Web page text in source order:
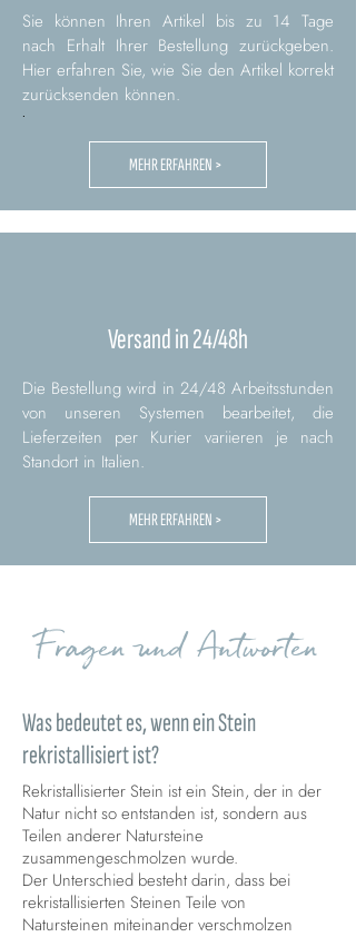
Sie können Ihren Artikel bis zu 14 Tage
nach Erhalt Ihrer Bestellung zurückgeben.
Hier erfahren Sie, wie Sie den Artikel korrekt
zurücksenden können.
MEHR ERFAHREN >
Versand in 24/48h
Die Bestellung wird in 24/48 Arbeitsstunden
von unseren Systemen bearbeitet, die
Lieferzeiten per Kurier variieren je nach
Standort in Italien.
MEHR ERFAHREN >
Fragen und Antworten
Was bedeutet es, wenn ein Stein
rekristallisiert ist?
Rekristallisierter Stein ist ein Stein, der in der
Natur nicht so entstanden ist, sondern aus
Teilen anderer Natursteine
zusammengeschmolzen wurde.
Der Unterschied besteht darin, dass bei
rekristallisierten Steinen Teile von
Natursteinen miteinander verschmolzen